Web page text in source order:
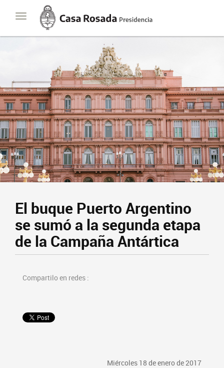
Toggle
navigation
Casa
Rosada
Presidencia
de
El buque Puerto Argentino
se sumó a la segunda etapa
de la Campaña Antártica
Compartilo en redes :
Miércoles 18 de enero de 2017